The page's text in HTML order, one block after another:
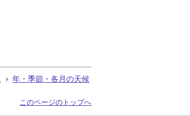
年・季節・各月の天候
このページのトップへ